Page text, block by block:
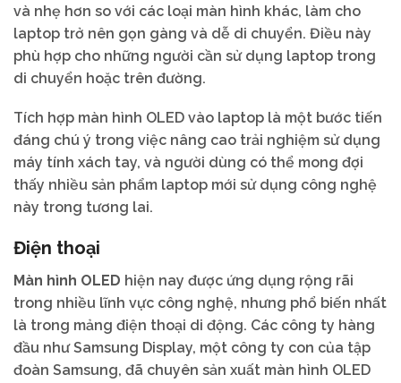
và nhẹ hơn so với các loại màn hình khác, làm cho
laptop trở nên gọn gàng và dễ di chuyển. Điều này
phù hợp cho những người cần sử dụng laptop trong
di chuyển hoặc trên đường.
Tích hợp màn hình OLED vào laptop là một bước tiến
đáng chú ý trong việc nâng cao trải nghiệm sử dụng
máy tính xách tay, và người dùng có thể mong đợi
thấy nhiều sản phẩm laptop mới sử dụng công nghệ
này trong tương lai.
Điện thoại
Màn hình OLED hiện nay được ứng dụng rộng rãi
trong nhiều lĩnh vực công nghệ, nhưng phổ biến nhất
là trong mảng điện thoại di động. Các công ty hàng
đầu như Samsung Display, một công ty con của tập
đoàn Samsung, đã chuyên sản xuất màn hình OLED